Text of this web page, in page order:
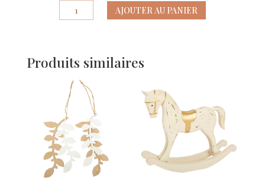
quantité
de
Jolis
Vert
Sauge
et
Or
22
x
19
AJOUTER AU PANIER
Produits similaires